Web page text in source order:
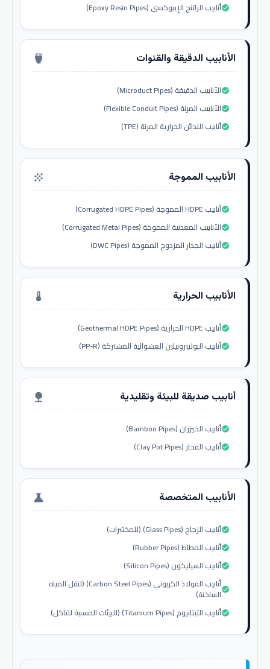
أنابيب الراتنج الإيبوكسي (Epoxy Resin Pipes)check_circle
الأنابيب الدقيقة والقنوات settings_input_hdmi
الأنابيب الدقيقة (Microduct Pipes)check_circle
الأنابيب المرنة (Flexible Conduit Pipes)check_circle
أنابيب اللدائن الحرارية المرنة (TPE)check_circle
الأنابيب المموجة grain
أنابيب HDPE المموجة (Corrugated HDPE Pipes)check_circle
الأنابيب المعدنية المموجة (Corrugated Metal Pipes)check_circle
أنابيب الجدار المزدوج المموجة (DWC Pipes)check_circle
الأنابيب الحرارية thermostat
أنابيب HDPE الحرارية (Geothermal HDPE Pipes)check_circle
أنابيب البوليبروبيلين العشوائية المشتركة (PP-R)check_circle
أنابيب صديقة للبيئة وتقليدية nature
أنابيب الخيزران (Bamboo Pipes)check_circle
أنابيب الفخار (Clay Pot Pipes)check_circle
الأنابيب المتخصصة science
أنابيب الزجاج (Glass Pipes) (للمختبرات)check_circle
أنابيب المطاط (Rubber Pipes)check_circle
أنابيب السيليكون (Silicon Pipes)check_circle
أنابيب الفولاذ الكربوني (Carbon Steel Pipes) (لنقل المياه
الساخنة)check_circle
أنابيب التيتانيوم (Titanium Pipes) (للبيئات المسببة للتآكل)check_circle